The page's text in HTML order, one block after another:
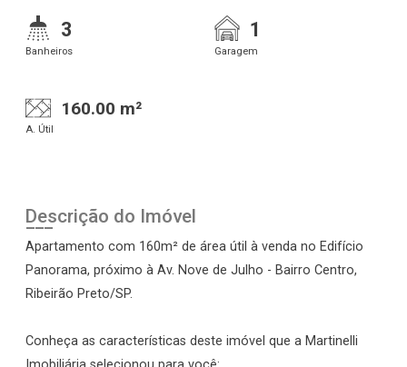
3
Banheiros
1
Garagem
160.00 m²
A. Útil
Descrição do Imóvel
Apartamento com 160m² de área útil à venda no Edifício
Panorama, próximo à Av. Nove de Julho - Bairro Centro,
Ribeirão Preto/SP.
Conheça as características deste imóvel que a Martinelli